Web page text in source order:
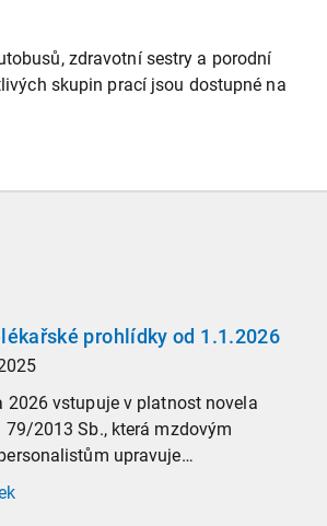
zdravotní sestry a porodní
skupin prací jsou dostupné na
prohlídky od 1.1.2026
2026 vstupuje v platnost novela
79/2013 Sb., která mzdovým
upravuje
spojenou s pracovnělékařskými
Vybrali jsme tři zásadní změny,